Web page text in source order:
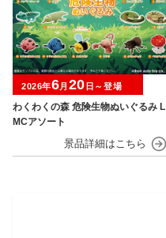
わくわくの森 危険生物ぬいぐるみ L
MCアソート
2026年6月 20 日～登場